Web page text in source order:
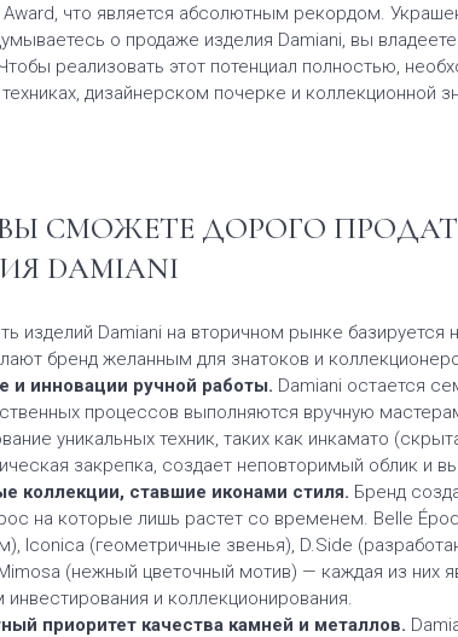
что является абсолютным рекордом.
о продаже изделия Damiani, вы
реализовать этот потенциал полностью,
дизайнерском почерке и коллекционной
СМОЖЕТЕ ДОРОГО
DAMIANI
изделий Damiani на вторичном рынке базируется
бренд желанным для знатоков и
и инновации ручной работы. Damiani остается
процессов выполняются вручную
уникальных техник, таких как инкамато
закрепка, создает неповторимый облик и
коллекции, ставшие иконами стиля. Бренд
на которые лишь растет со временем. Belle
Iconica (геометричные звенья), D.Side
(нежный цветочный мотив) — каждая из них
и коллекционирования.
приоритет качества камней и металлов.